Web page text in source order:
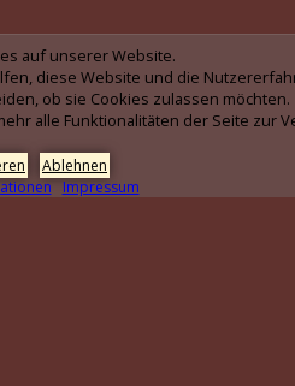
auf unserer Website.
diese Website und die
ob sie Cookies zulassen möchten.
alle Funktionalitäten der Seite zur
Ablehnen
Impressum